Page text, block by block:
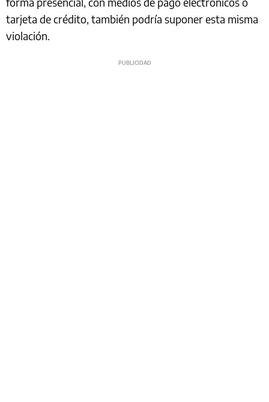
tarjeta de crédito, también podría suponer esta misma
violación.